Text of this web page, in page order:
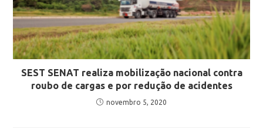
SEST SENAT realiza mobilização nacional contra
roubo de cargas e por redução de acidentes
novembro 5, 2020